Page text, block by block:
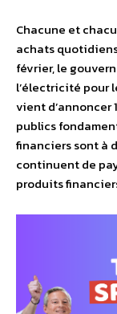
Chacune et
achats quotidiens
février, le
l’électricité pour
vient d’annoncer
publics
financiers sont à
continuent de
produits